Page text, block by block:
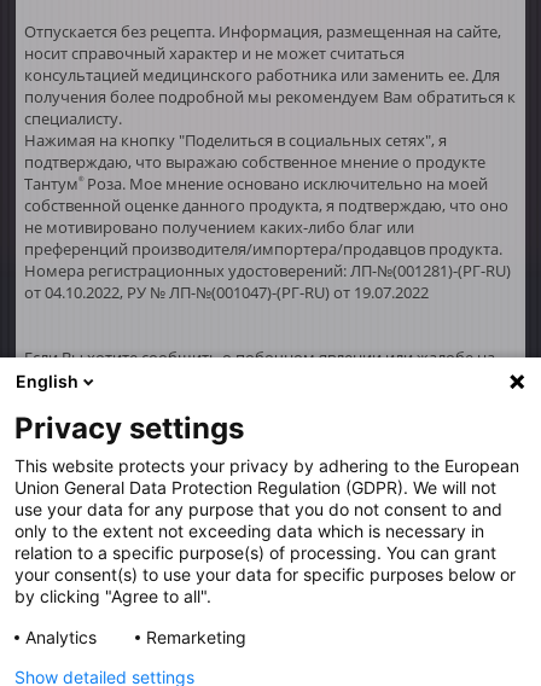
Отпускается без рецепта. Информация, размещенная на сайте,
носит справочный характер и не может считаться
консультацией медицинского работника или заменить ее. Для
получения более подробной мы рекомендуем Вам обратиться к
специалисту.
Нажимая на кнопку "Поделиться в социальных сетях", я
подтверждаю, что выражаю собственное мнение о продукте
Тантум®Роза. Мое мнение основано исключительно на моей
собственной оценке данного продукта, я подтверждаю, что оно
не мотивировано получением каких-либо благ или
преференций производителя/импортера/продавцов продукта.
Номера регистрационных удостоверений: ЛП-№(001281)-(РГ-RU)
от 04.10.2022, РУ № ЛП-№(001047)-(РГ-RU) от 19.07.2022
Если Вы хотите сообщить о побочном явлении или жалобе на
качество продукции, пожалуйста, свяжитесь со специалистом
Обращения можно также направлять по адресу:
complaints@angelini.ru, либо позвонить по телефону горячей
линии+7 916 8719 234.
Разработано в Сократус
ИМЕЮТСЯ ПРОТИВОПОКАЗАНИЯ,
English
Privacy settings
This website protects your privacy by adhering to the European
Union General Data Protection Regulation (GDPR). We will not
use your data for any purpose that you do not consent to and
only to the extent not exceeding data which is necessary in
relation to a specific purpose(s) of processing. You can grant
your consent(s) to use your data for specific purposes below or
by clicking "Agree to all".
Analytics
Remarketing
Show detailed settings